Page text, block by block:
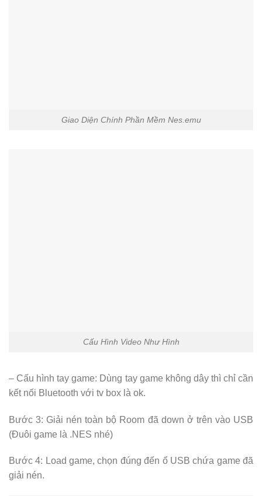
Giao Diện Chính Phần Mềm Nes.emu
Cấu Hình Video Như Hình
– Cấu hình tay game: Dùng tay game không dây thì chỉ cần
kết nối Bluetooth với tv box là ok.
Bước 3: Giải nén toàn bộ Room đã down ở trên vào USB
(Đuôi game là .NES nhé)
Bước 4: Load game, chọn đúng đến ổ USB chứa game đã
giải nén.